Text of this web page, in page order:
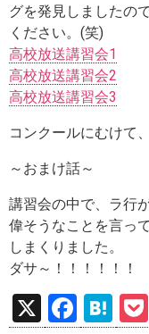
グを発見しましたの
ください。(笑)
高校放送講習会1
高校放送講習会2
高校放送講習会3
コンクールにむけて
～おまけ話～
講習会の中で、ラ行
偉そうなことを言っ
しまくりました。
ダサ～！！！！！！
X
F
H